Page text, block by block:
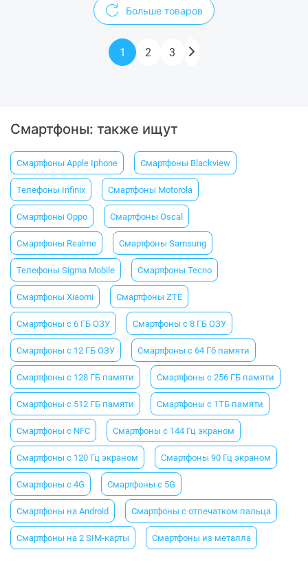
Больше товаров
1 2 3
Смартфоны: также ищут
Смартфоны Apple Iphone Смартфоны Blackview
Телефоны Infinix Смартфоны Motorola
Смартфоны Oppo Смартфоны Oscal
Смартфоны Realme Смартфоны Samsung
Телефоны Sigma Mobile Смартфоны Tecno
Смартфоны Xiaomi Смартфоны ZTE
Смартфоны с 6 ГБ ОЗУ Смартфоны с 8 ГБ ОЗУ
Смартфоны с 12 ГБ ОЗУ Смартфоны с 64 Гб памяти
Смартфоны с 128 ГБ памяти Смартфоны с 256 ГБ памяти
Смартфоны с 512 ГБ памяти Смартфоны с 1ТБ памяти
Смартфоны с NFC Смартфоны с 144 Гц экраном
Смартфоны с 120 Гц экраном Смартфоны 90 Гц экраном
Смартфоны с 4G Смартфоны с 5G
Смартфоны на Android Смартфоны с отпечатком пальца
Смартфоны на 2 SIM-карты Смартфоны из металла